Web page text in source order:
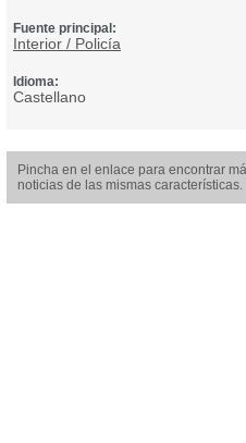
Fuente principal:
Interior / Policía
Idioma:
Castellano
Pincha en el enlace para encontrar
noticias de las mismas características.